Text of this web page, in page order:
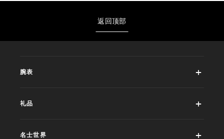
返回顶部
腕表
礼品
名士世界